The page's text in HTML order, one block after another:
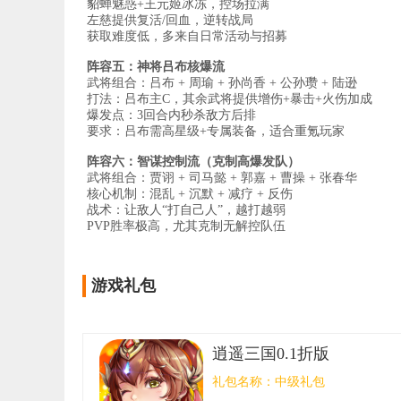
貂蝉魅惑+王元姬冰冻，控场拉满
左慈提供复活/回血，逆转战局
获取难度低，多来自日常活动与招募
阵容五：神将吕布核爆流
武将组合：吕布 + 周瑜 + 孙尚香 + 公孙瓒 + 陆逊
打法：吕布主C，其余武将提供增伤+暴击+火伤加成
爆发点：3回合内秒杀敌方后排
要求：吕布需高星级+专属装备，适合重氪玩家
阵容六：智谋控制流（克制高爆发队）
武将组合：贾诩 + 司马懿 + 郭嘉 + 曹操 + 张春华
核心机制：混乱 + 沉默 + 减疗 + 反伤
战术：让敌人“打自己人”，越打越弱
PVP胜率极高，尤其克制无解控队伍
游戏礼包
逍遥三国0.1折版
礼包名称： 中级礼包